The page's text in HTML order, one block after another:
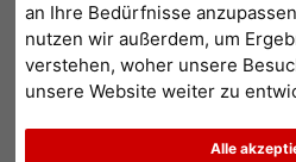
an Ihre Bedürfnisse
nutzen wir außerdem, um
verstehen, woher unsere
unsere Website weiter zu
Alle